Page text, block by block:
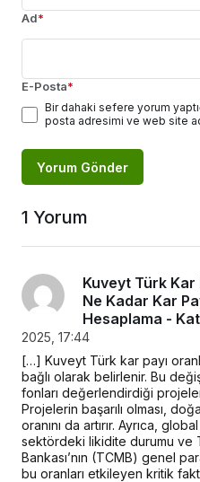
Ad*
E-Posta*
Bir dahaki sefere yorum
posta adresimi ve web site
Yorum Gönder
1 Yorum
Kuveyt Türk Kar
Ne Kadar Kar
Hesaplama -
2025, 17:44
[…] Kuveyt Türk kar payı
bağlı olarak belirlenir. Bu
fonları değerlendirdiği
Projelerin başarılı olması,
oranını da artırır. Ayrıca,
sektördeki likidite durumu ve
Bankası’nın (TCMB) genel
bu oranları etkileyen kritik